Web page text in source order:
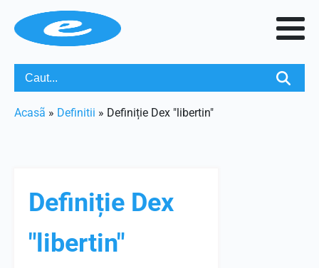
Acasã » Definitii » Definiție Dex "libertin"
Definiție Dex
"libertin"